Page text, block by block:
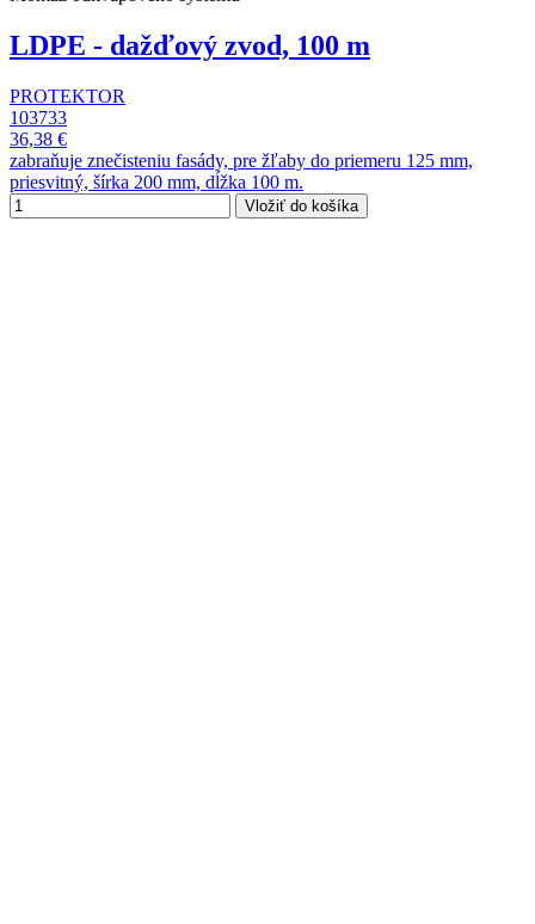
LDPE - dažďový zvod, 100 m
PROTEKTOR
103733
36,38 €
zabraňuje znečisteniu fasády, pre žľaby do priemeru 125 mm,
priesvitný, šírka 200 mm, dĺžka 100 m.
Vložiť do košíka